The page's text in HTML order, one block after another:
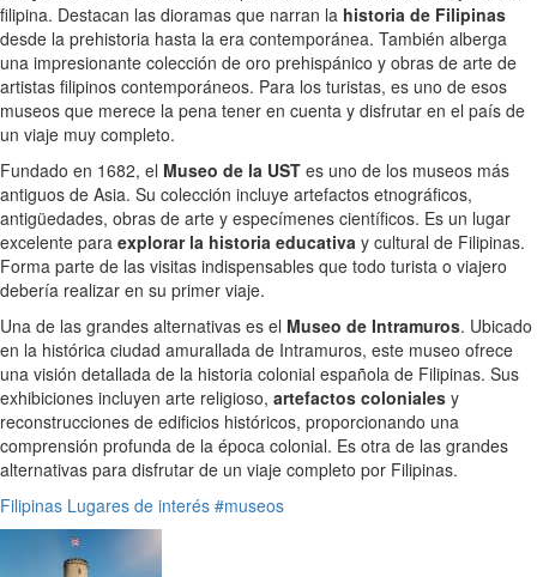
filipina. Destacan las dioramas que narran la historia de Filipinas
desde la prehistoria hasta la era contemporánea. También alberga
una impresionante colección de oro prehispánico y obras de arte de
artistas filipinos contemporáneos. Para los turistas, es uno de esos
museos que merece la pena tener en cuenta y disfrutar en el país de
un viaje muy completo.
Fundado en 1682, el Museo de la UST es uno de los museos más
antiguos de Asia. Su colección incluye artefactos etnográficos,
antigüedades, obras de arte y especímenes científicos. Es un lugar
excelente para explorar la historia educativa y cultural de Filipinas.
Forma parte de las visitas indispensables que todo turista o viajero
debería realizar en su primer viaje.
Una de las grandes alternativas es el Museo de Intramuros. Ubicado
en la histórica ciudad amurallada de Intramuros, este museo ofrece
una visión detallada de la historia colonial española de Filipinas. Sus
exhibiciones incluyen arte religioso, artefactos coloniales y
reconstrucciones de edificios históricos, proporcionando una
comprensión profunda de la época colonial. Es otra de las grandes
alternativas para disfrutar de un viaje completo por Filipinas.
Filipinas Lugares de interés #museos